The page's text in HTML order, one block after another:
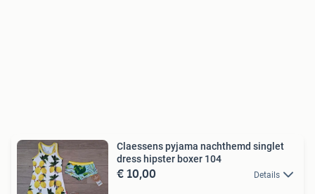
Claessens pyjama nachthemd singlet
dress hipster boxer 104
€ 10,00 Details